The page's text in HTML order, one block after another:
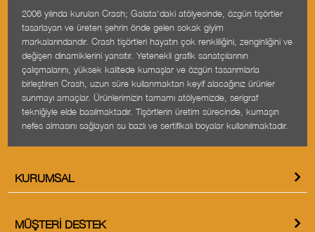
2006 yılında kurulan Crash; Galata'daki atölyesinde, özgün tişörtler
tasarlayan ve üreten şehrin önde gelen sokak giyim
markalarındandır. Crash tişörtleri hayatın çok renkliliğini, zenginliğini ve
değişen dinamiklerini yansıtır. Yetenekli grafik sanatçılarının
çalışmalarını, yüksek kalitede kumaşlar ve özgün tasarımlarla
birleştiren Crash, uzun süre kullanmaktan keyif alacağınız ürünler
sunmayı amaçlar. Ürünlerimizin tamamı atölyemizde, serigraf
tekniğiyle elde basılmaktadır. Tişörtlerin üretim sürecinde, kumaşın
nefes almasını sağlayan su bazlı ve sertifikalı boyalar kullanılmaktadır.
KURUMSAL
MÜŞTERI DESTEK